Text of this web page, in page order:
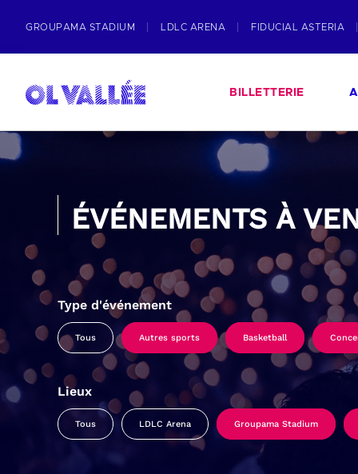
GROUPAMA STADIUM LDLC ARENA FIDUCIAL ASTERIA
BILLETTERIE
ÉVÉNEMENTS À
Type d'événement
Tous Autres sports Basketball
Lieux
Tous LDLC Arena Groupama Stadium